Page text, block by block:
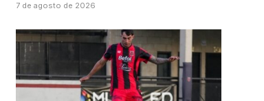
7 de agosto de 2026